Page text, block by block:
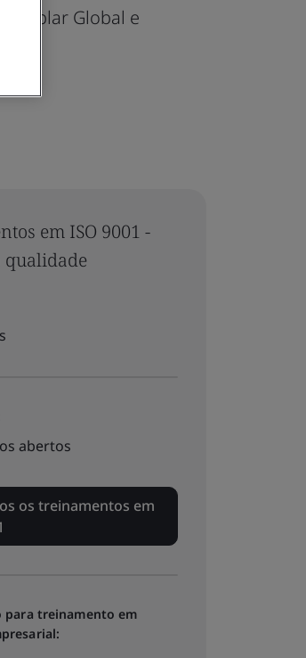
Global e
em ISO 9001 -
qualidade
abertos
os treinamentos em
para treinamento em